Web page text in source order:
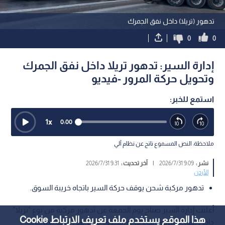
هذا الموقع يستخدم ملف تعريف الارتباط Cookie
تدهور (تريلا) داخل نفق الجمرك
0
0
إدارة السير: تدهور تريلا داخل نفق الجمرك
وتحويل حركة المرور -فيديو
استمع للخبر:
0:00
1x
ملاحظة: النص المسموع ناتج عن نظام آلي
نشر :9:09 2026/7/31
| آخر تحديث : 9:31 2026/7/31
الأردن
تدهور مركبة شحن يوقف حركة السير باتجاه خريبة السوق.
داخل نفق الجمرك باتجاه خربة السوق، ما أثر على حركة المركبات